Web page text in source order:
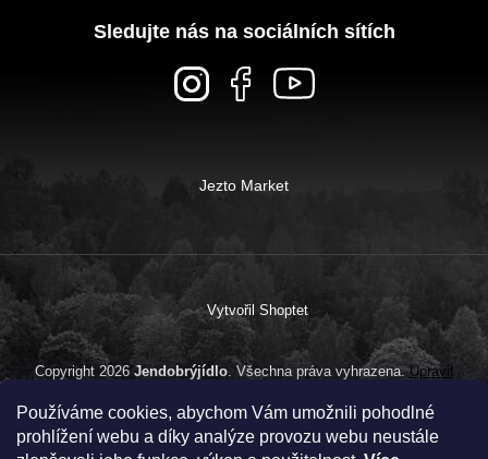
Používáme cookies, abychom Vám umožnili pohodlné
prohlížení webu a díky analýze provozu webu neustále
Sledujte nás na sociálních sítích
Jezto Market
Vytvořil Shoptet
Copyright 2026 Jendobrýjídlo. Všechna práva vyhrazena.Upravit